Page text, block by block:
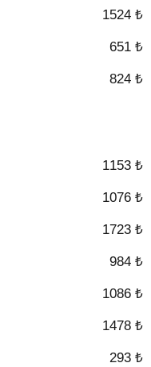
1524 ₺
651 ₺
824 ₺
1153 ₺
1076 ₺
1723 ₺
984 ₺
1086 ₺
1478 ₺
293 ₺